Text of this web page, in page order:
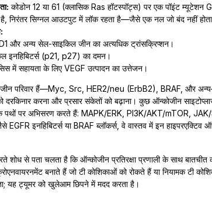
कोडोन 12 या 61 (क्लासिक Ras हॉटस्पॉट्स) पर एक पॉइंट म्यूटेशन
निरंतर सिग्नल आउटपुट में लॉक रहता है—जैसे एक नल जो बंद नहीं
और अन्य सेल-साइकिल जीन का अत्यधिक ट्रांसक्रिप्शन।
इनहिबिटर्स (p21, p27) का दमन।
में सहायता के लिए VEGF उत्पादन का उत्तेजन।
परिवार हैं—Myc, Src, HER2/neu (ErbB2), BRAF, और
दरकिनार करना और प्रसार संकेतों को बढ़ाना। कुछ ऑन्कोजीन
पथों पर अभिसरण करते हैं: MAPK/ERK, PI3K/AKT/mTOR,
EGFR इनहिबिटर्स या BRAF ब्लॉकर्स, वे वास्तव में इन हाइपरएक्टिव
शोध से पता चलता है कि ऑन्कोजीन प्रतिरक्षा प्रणाली के साथ
बनाते हैं जो टी कोशिकाओं को रोकते हैं या नियामक टी
यह ट्यूमर को खुलेआम छिपने में मदद करता है।